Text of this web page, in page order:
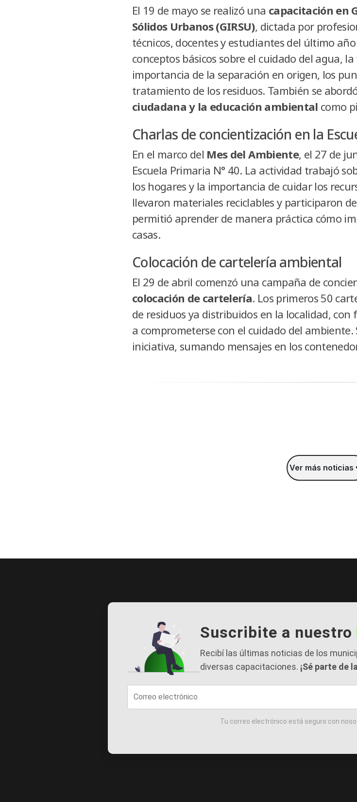
El 19 de mayo se realizó una capacitación en
Sólidos Urbanos (GIRSU), dictada por
técnicos, docentes y estudiantes del último
conceptos básicos sobre el cuidado del agua,
importancia de la separación en origen, los
tratamiento de los residuos. También se
ciudadana y la educación ambiental como
Charlas de concientización en la
En el marco del Mes del Ambiente, el 27 de
Escuela Primaria N° 40. La actividad trabajó
los hogares y la importancia de cuidar los
llevaron materiales reciclables y participaron
permitió aprender de manera práctica cómo
casas.
Colocación de cartelería ambiental
El 29 de abril comenzó una campaña de
colocación de cartelería. Los primeros 50
de residuos ya distribuidos en la localidad,
a comprometerse con el cuidado del
iniciativa, sumando mensajes en los
Ver más noticias
Suscribite a nuestro
Recibí las últimas noticias de los
diversas capacitaciones. ¡Sé parte de
Tu correo electrónico está seguro con